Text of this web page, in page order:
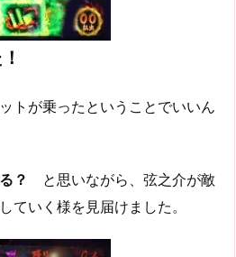
トが乗ったということでいいん
？
と思いながら、弦之介が敵
ていく様を見届けました。